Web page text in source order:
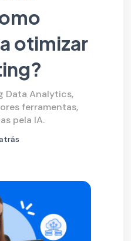
otimizar
Data Analytics,
ferramentas,
pela IA.